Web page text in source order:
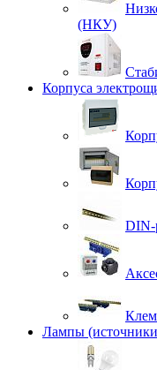
(НКУ)
Корпуса
DIN-
Лампы (источники